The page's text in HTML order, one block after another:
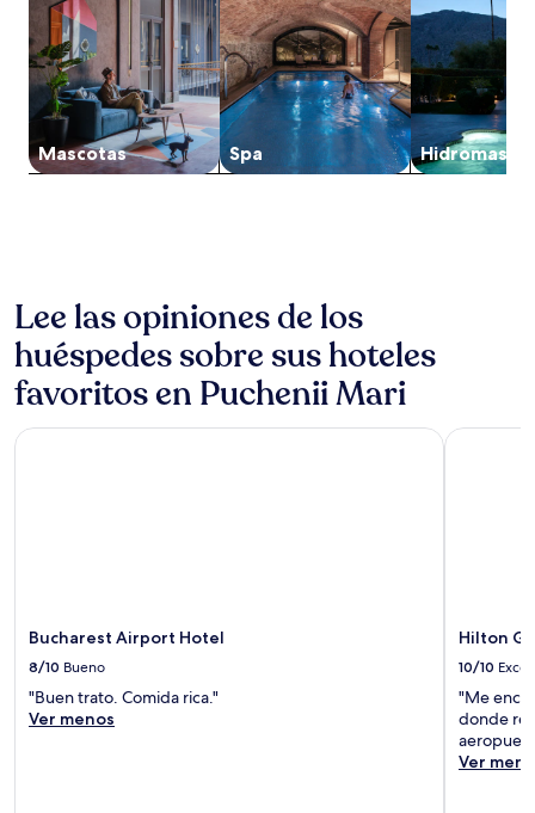
noche
para
2
adultos.
Los
precios
la
términos
adicionales.
Mascotas Spa Hidromasaje
Lee las opiniones de los
huéspedes sobre sus hoteles
favoritos en Puchenii Mari
Bucharest Airport Hotel
8/10 Bueno
"Buen trato. Comida rica."
Ver menos
Bucharest Airport Hotel
Hilton
10/10
"Me
donde
Ver
Hilton